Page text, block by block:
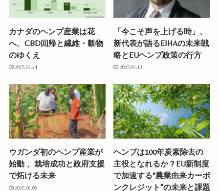
カナダのヘンプ産業は花
へ、CBD回帰と繊維・穀物
のゆくえ
2025.07.24
「今こそ声を上げる時」、
新代表が語るEIHAの未来戦
略とEUヘンプ政策の行方
2025.07.13
ウガンダ初のヘンプ産業が
始動 、栽培成功と政府支援
で拓ける未来
2025.06.06
ヘンプは100年炭素除去の
主役となれるか？EU新制度
で加速する“農業由来カーボ
ンクレジット”の未来と課題